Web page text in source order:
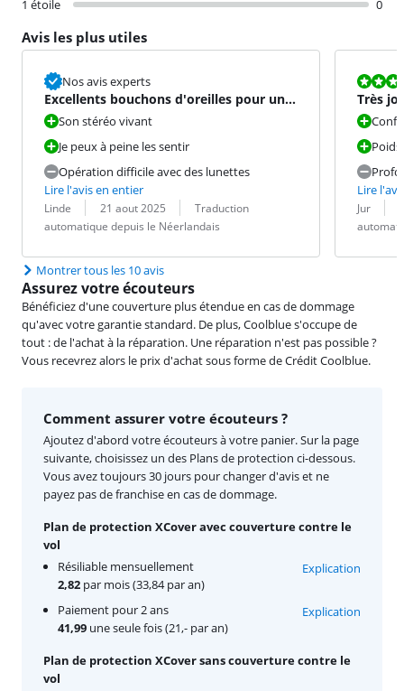
1 étoile 0
Avis les plus utiles
Nos avis experts
Excellents bouchons d'oreilles pour une
utilisation toute la
Son stéréo vivant
Je peux à peine les sentir
Opération difficile avec des lunettes
Lire l'avis en entier
Évaluation par :
Linde
Date : 21 aout 2025
Traduction :
Traduction
automatique depuis le Néerlandais
La note est
Très
Poids
Lire
Évaluation
Jur
Date :
Traduction :
Montrer tous les 10 avis
Assurez votre écouteurs
Bénéficiez d'une couverture plus étendue en cas de dommage
qu'avec votre garantie standard. De plus, Coolblue s'occupe de
tout : de l'achat à la réparation. Une réparation n'est pas possible ?
Vous recevrez alors le prix d'achat sous forme de Crédit Coolblue.
Comment assurer votre écouteurs ?
Ajoutez d'abord votre écouteurs à votre panier. Sur la page
suivante, choisissez un des Plans de protection ci-dessous.
Vous avez toujours 30 jours pour changer d'avis et ne
payez pas de franchise en cas de dommage.
Plan de protection XCover avec couverture contre le
vol
Résiliable mensuellement
2,82 par mois (33,84 par an)
Explication
Paiement pour 2 ans
41,99 une seule fois (21,- par an)
Explication
Plan de protection XCover sans couverture contre le
vol